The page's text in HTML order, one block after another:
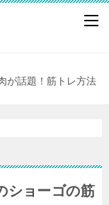
が話題！筋トレ方法
ショーゴの筋